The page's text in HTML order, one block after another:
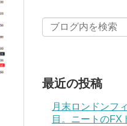
最近の投稿
月末ロンドンフ
目。ニートのFX